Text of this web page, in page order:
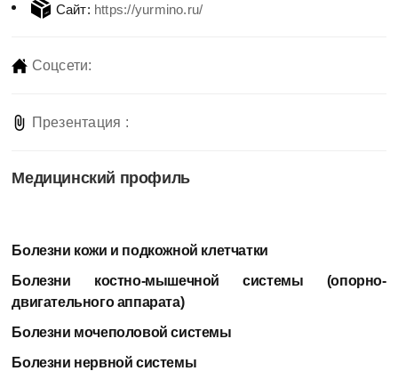
Сайт: https://yurmino.ru/
Соцсети:
Презентация :
Медицинский профиль
Болезни кожи и подкожной клетчатки
Болезни костно-мышечной системы (опорно-
двигательного аппарата)
Болезни мочеполовой системы
Болезни нервной системы